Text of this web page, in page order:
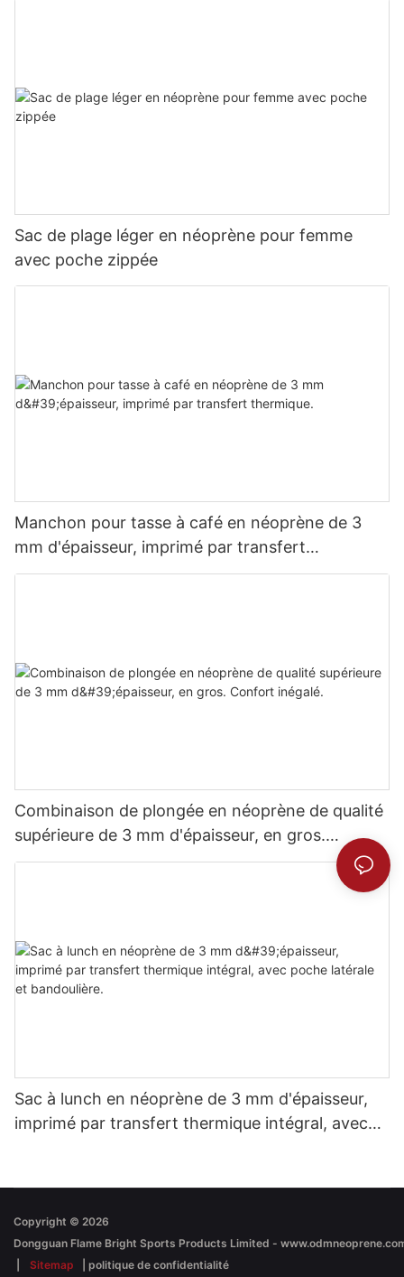
Sac de plage léger en néoprène pour femme
avec poche zippée
Manchon pour tasse à café en néoprène de 3
mm d'épaisseur, imprimé par transfert
thermique.
Combinaison de plongée en néoprène de qualité
supérieure de 3 mm d'épaisseur, en gros.
Confort inégalé.
Sac à lunch en néoprène de 3 mm d'épaisseur,
imprimé par transfert thermique intégral, avec
Copyright © 2026
Sitemap politique de confidentialité